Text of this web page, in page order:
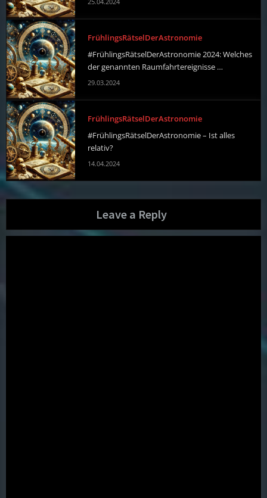
FrühlingsRätselDerAstronomie
#FrühlingsRätselDerAstronomie 2024: Welches
der genannten Raumfahrtereignisse …
29.03.2024
FrühlingsRätselDerAstronomie
#FrühlingsRätselDerAstronomie – Ist alles
relativ?
14.04.2024
Leave a Reply